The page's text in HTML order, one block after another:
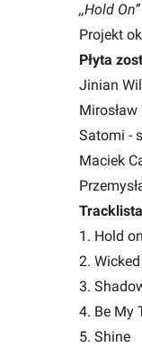
,,Hold
Projekt
Płyta
Jinian
Satomi -
Maciek
1. Hold on
2.
3.
4. Be My
5. Shine